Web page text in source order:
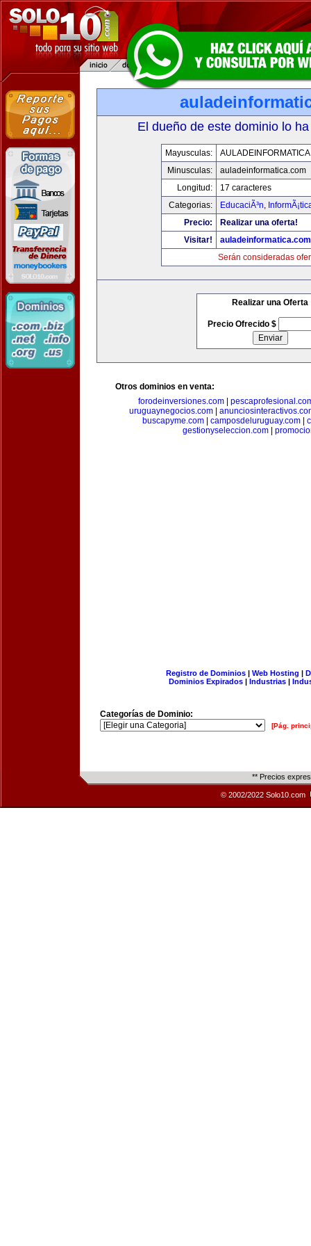
El dueño de este dominio lo
Mayusculas:
Minusculas:
auladeinformatica.com
Longitud:
17 caracteres
Categorias:
EducaciÃ³n,
Precio:
Realizar una oferta!
Visitar!
auladeinformatica.com
Serán consideradas
Realizar una Oferta
Precio Ofrecido $
Otros dominios en venta:
forodeinversiones.com
uruguaynegocios.com|
buscapyme.com
camposdeluruguay.com
gestionyseleccion.com|
Registro de Dominios| Web Hosting |
Dominios Expirados | Industrias |
Categorías de Dominio:
[Pág.
** Precios
© 2002/2022 Solo10.com